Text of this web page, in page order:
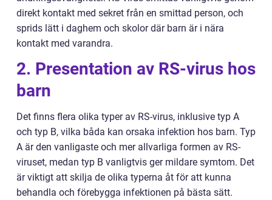
direkt kontakt med sekret från en smittad person, och
sprids lätt i daghem och skolor där barn är i nära
kontakt med varandra.
2. Presentation av RS-virus hos
barn
Det finns flera olika typer av RS-virus, inklusive typ A
och typ B, vilka båda kan orsaka infektion hos barn. Typ
A är den vanligaste och mer allvarliga formen av RS-
viruset, medan typ B vanligtvis ger mildare symtom. Det
är viktigt att skilja de olika typerna åt för att kunna
behandla och förebygga infektionen på bästa sätt.